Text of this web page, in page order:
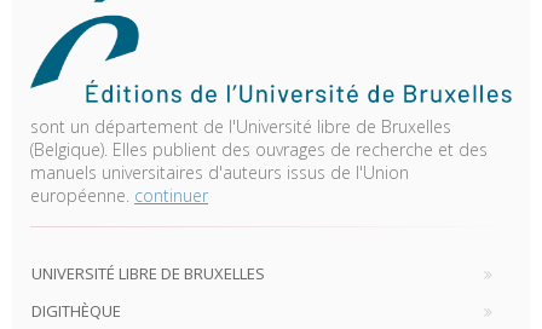
sont un département de l'Université libre de Bruxelles
(Belgique). Elles publient des ouvrages de recherche et des
manuels universitaires d'auteurs issus de l'Union
européenne. continuer
UNIVERSITÉ LIBRE DE BRUXELLES
DIGITHÈQUE